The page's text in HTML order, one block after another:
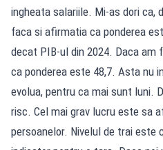
ingheata salariile. Mi-as dori ca,
faca si afirmatia ca ponderea
decat PIB-ul din 2024. Daca am
ca ponderea este 48,7. Asta nu
evolua, pentru ca mai sunt luni.
risc. Cel mai grav lucru este sa
persoanelor. Nivelul de trai este